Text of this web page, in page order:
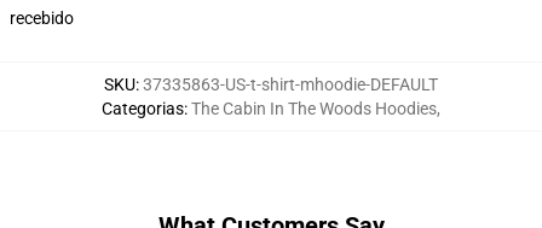
recebido
SKU:37335863-US-t-shirt-mhoodie-DEFAULT
Categorias:The Cabin In The Woods Hoodies,